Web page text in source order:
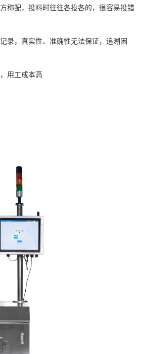
称配，投料时往往各投各的，很容易投错
录，真实性、准确性无法保证，追溯困
用工成本高